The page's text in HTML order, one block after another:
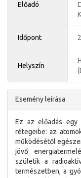
Előadó
Időpont
Helyszín
Esemény leírása
Ez az előadás egy
rétegeibe: az
működésétől
jövő
születik a
természetben, a